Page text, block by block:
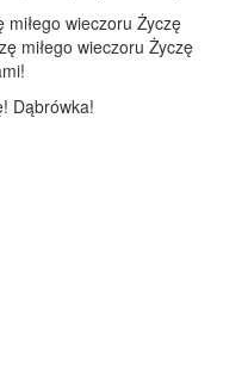
wieczoru Życzę
miłego wieczoru Życzę
Dąbrówka!